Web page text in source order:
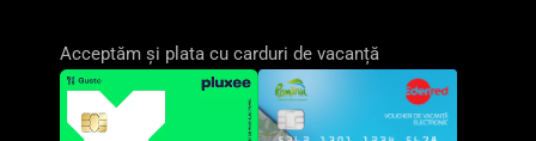
Acceptăm și plata cu carduri de vacanță